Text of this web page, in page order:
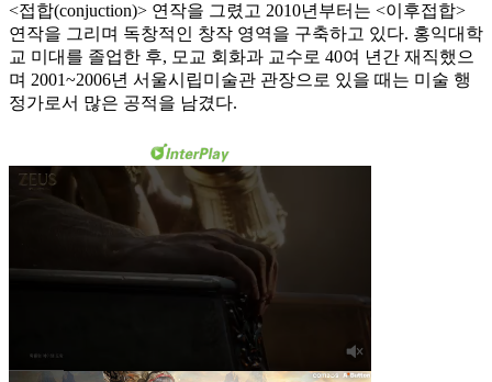
<접합(conjuction)> 연작을 그렸고 2010년부터는 <이후접합>
연작을 그리며 독창적인 창작 영역을 구축하고 있다. 홍익대학
교 미대를 졸업한 후, 모교 회화과 교수로 40여 년간 재직했으
며 2001~2006년 서울시립미술관 관장으로 있을 때는 미술 행
정가로서 많은 공적을 남겼다.